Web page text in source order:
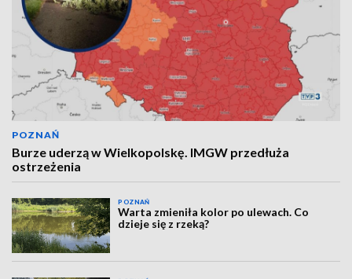
POZNAŃ
Burze uderzą w Wielkopolskę. IMGW przedłuża
ostrzeżenia
POZNAŃ
Warta zmieniła kolor po ulewach. Co
dzieje się z rzeką?